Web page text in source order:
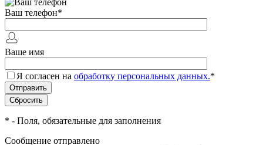
Ваш телефон*
Ваше имя
Я согласен на обработку персональных данных.*
* - Поля, обязательные для заполнения
Сообщение отправлено